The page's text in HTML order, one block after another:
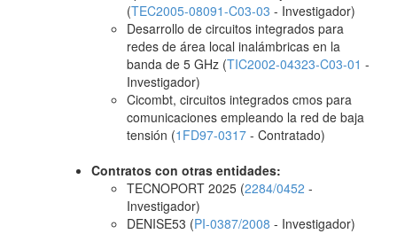
(TEC2005-08091-C03-03 - Investigador)
Desarrollo de circuitos integrados para
redes de área local inalámbricas en la
banda de 5 GHz (TIC2002-04323-C03-01 -
Investigador)
Cicombt, circuitos integrados cmos para
comunicaciones empleando la red de baja
tensión (1FD97-0317- Contratado)
Contratos con otras entidades:
TECNOPORT 2025 (2284/0452 -
Investigador)
DENISE53 (PI-0387/2008 - Investigador)